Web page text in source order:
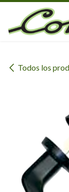
Ir al contenido
Todos los